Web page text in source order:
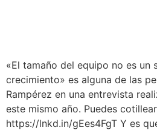
«El tamaño del equipo no es un
crecimiento» es alguna de las
Rampérez en una entrevista
este mismo año. Puedes
https://lnkd.in/gEes4FgT Y es